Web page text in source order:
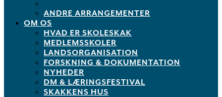
ANDRE ARRANGEMENTER
OM OS
HVAD ER SKOLESKAK
MEDLEMSSKOLER
LANDSORGANISATION
FORSKNING & DOKUMENTATION
NYHEDER
DM & LÆRINGSFESTIVAL
SKAKKENS HUS